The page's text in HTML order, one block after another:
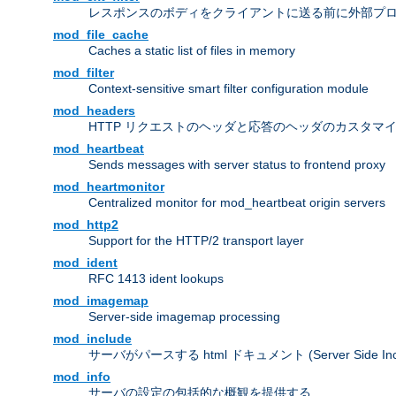
レスポンスのボディをクライアントに送る前に外部プ
mod_file_cache
Caches a static list of files in memory
mod_filter
Context-sensitive smart filter configuration module
mod_headers
HTTP リクエストのヘッダと応答のヘッダのカスタマ
mod_heartbeat
Sends messages with server status to frontend proxy
mod_heartmonitor
Centralized monitor for mod_heartbeat origin servers
mod_http2
Support for the HTTP/2 transport layer
mod_ident
RFC 1413 ident lookups
mod_imagemap
Server-side imagemap processing
mod_include
サーバがパースする html ドキュメント (Server Side
mod_info
サーバの設定の包括的な概観を提供する